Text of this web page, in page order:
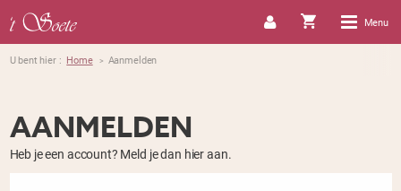
Menu
U bent hier : Home > Aanmelden
AANMELDEN
Heb je een account? Meld je dan hier aan.